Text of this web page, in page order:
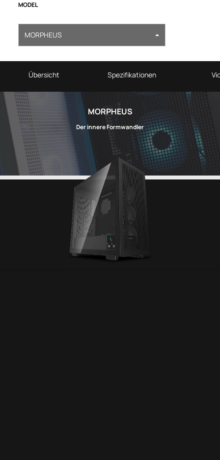
MODEL
MORPHEUS
Übersicht Spezifikationen
MORPHEUS
Der innere Formwandler